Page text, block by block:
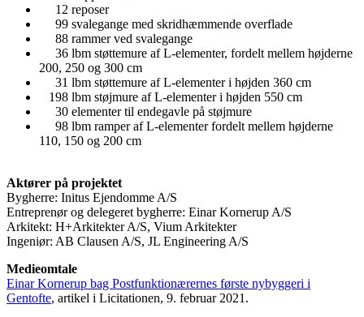
12 reposer
99 svalegange med skridhæmmende overflade
88 rammer ved svalegange
36 lbm støttemure af L-elementer, fordelt mellem højderne
200, 250 og 300 cm
31 lbm støttemure af L-elementer i højden 360 cm
198 lbm støjmure af L-elementer i højden 550 cm
30 elementer til endegavle på støjmure
98 lbm ramper af L-elementer fordelt mellem højderne
110, 150 og 200 cm
Aktører på projektet
Bygherre: Initus Ejendomme A/S
Entreprenør og delegeret bygherre: Einar Kornerup A/S
Arkitekt: H+Arkitekter A/S, Vium Arkitekter
Ingeniør: AB Clausen A/S, JL Engineering A/S
Medieomtale
Einar Kornerup bag Postfunktionærernes første nybyggeri i
Gentofte, artikel i Licitationen, 9. februar 2021.